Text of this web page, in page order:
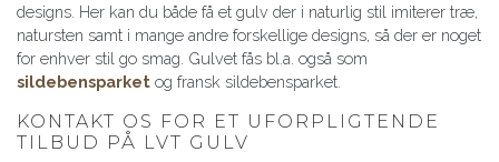
designs. Her kan du både få et gulv der i naturlig stil imiterer træ,
natursten samt i mange andre forskellige designs, så der er noget
for enhver stil go smag. Gulvet fås bl.a. også som
sildebensparket og fransk sildebensparket.
KONTAKT OS FOR ET UFORPLIGTENDE
TILBUD PÅ LVT GULV